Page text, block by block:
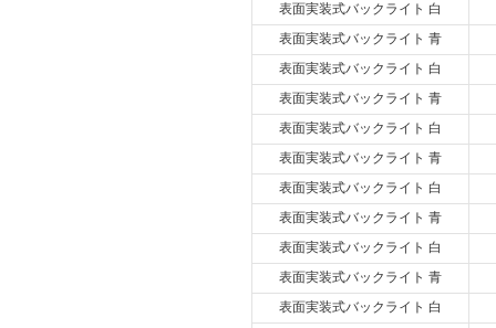
表面実装式バックライト 白
表面実装式バックライト 青
表面実装式バックライト 白
表面実装式バックライト 青
表面実装式バックライト 白
表面実装式バックライト 青
表面実装式バックライト 白
表面実装式バックライト 青
表面実装式バックライト 白
表面実装式バックライト 青
表面実装式バックライト 白